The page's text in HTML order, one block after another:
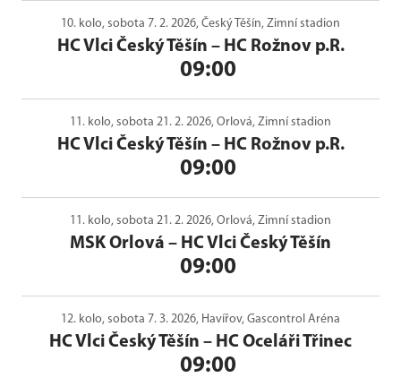
10. kolo, sobota 7. 2. 2026, Český Těšín, Zimní stadion
HC Vlci Český Těšín – HC Rožnov p.R.
09:00
11. kolo, sobota 21. 2. 2026, Orlová, Zimní stadion
HC Vlci Český Těšín – HC Rožnov p.R.
09:00
11. kolo, sobota 21. 2. 2026, Orlová, Zimní stadion
MSK Orlová – HC Vlci Český Těšín
09:00
12. kolo, sobota 7. 3. 2026, Havířov, Gascontrol Aréna
HC Vlci Český Těšín – HC Oceláři Třinec
09:00